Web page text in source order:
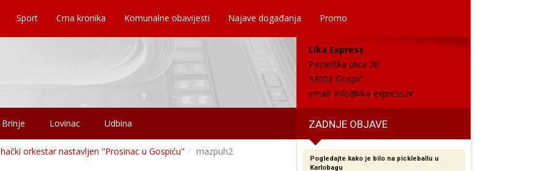
Sport Crna kronika Komunalne obavijesti Najave događanja Promo
Lika Express
Pazariška ulica 36
53000 Gospić
email: info@lika-express.hr
Brinje Lovinac Udbina ZADNJE OBJAVE
orkestar nastavljen "Prosinac u Gospiću" mazpuh2
Pogledajte kako je bilo na pickleballu u
Karlobagu